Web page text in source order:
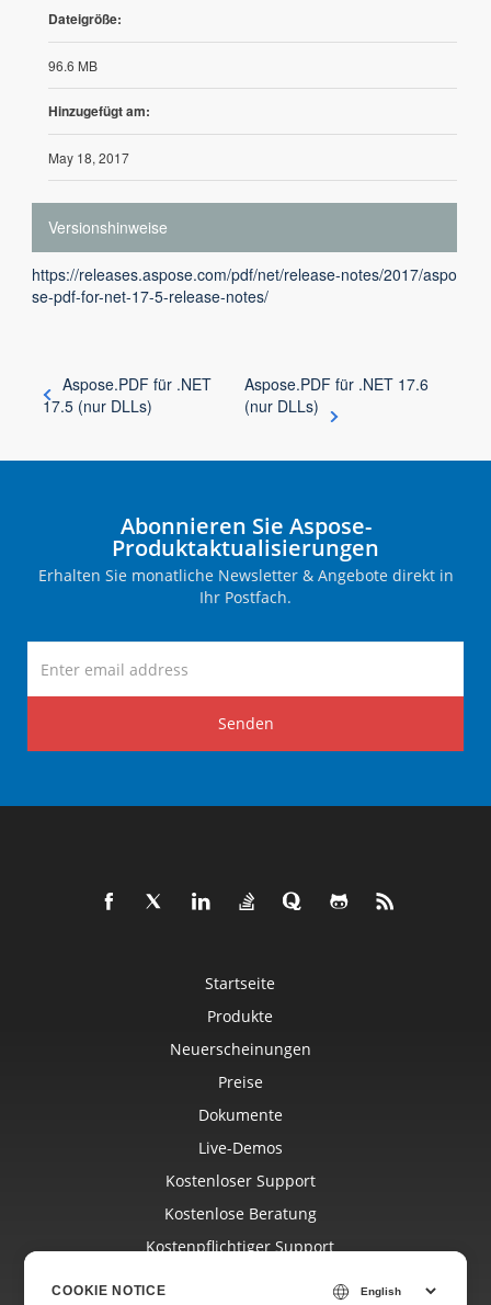
Dateigröße:
96.6 MB
Hinzugefügt am:
May 18, 2017
Versionshinweise
https://releases.aspose.com/pdf/net/release-notes/2017/aspo
se-pdf-for-net-17-5-release-notes/
Aspose.PDF für .NET
17.5 (nur DLLs)
Aspose.PDF für .NET 17.6
(nur DLLs)
Abonnieren Sie Aspose-
Produktaktualisierungen
Erhalten Sie monatliche Newsletter & Angebote direkt in
Ihr Postfach.
Senden
Startseite
Produkte
Neuerscheinungen
Preise
Dokumente
Live-Demos
Kostenloser Support
Kostenlose Beratung
Kostenpflichtiger Support
COOKIE NOTICE